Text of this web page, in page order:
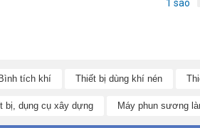
1 sao
tích khí Thiết bị dùng khí nén
bị, dụng cụ xây dựng Máy phun sương